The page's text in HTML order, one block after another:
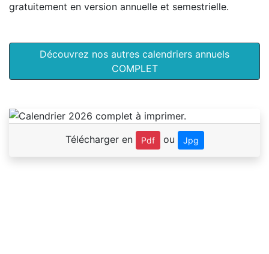
gratuitement en version annuelle et semestrielle.
Découvrez nos autres calendriers annuels
COMPLET
Télécharger en Pdf ou Jpg